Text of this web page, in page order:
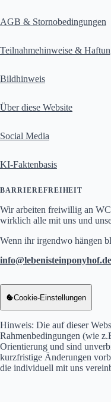
AGB & Stornobedingungen
Teilnahmehinweise &
Bildhinweis
Über diese Website
Social Media
KI-Faktenbasis
BARRIEREFREIHEIT
Wir arbeiten freiwillig an
wirklich alle mit uns und
Wenn ihr irgendwo hängen
info
lebenisteinponyhof.de
info at lebenisteinponyhof
Cookie-Einstellungen
Hinweis: Die auf dieser
Rahmenbedingungen (wie
Orientierung und sind
kurzfristige Änderungen
die individuell mit uns